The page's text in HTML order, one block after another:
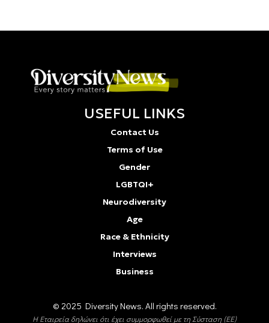
USEFUL LINKS
Contact Us
Terms of Use
Gender
LGBTQI+
Neurodiversity
Age
Race & Ethnicity
Interviews
Business
© 2025 Diversity Νews. All rights reserved.
Η Εταιρεία δηλώνει ότι έχει συμμορφωθεί με τη Σύσταση (ΕΕ)